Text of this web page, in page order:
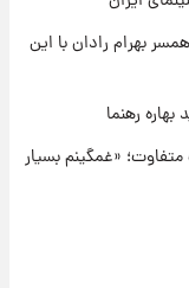
حمله آمریکا به
محکمی به صورت
بهرام رادان با این
رهنما
«غمگینم بسیار